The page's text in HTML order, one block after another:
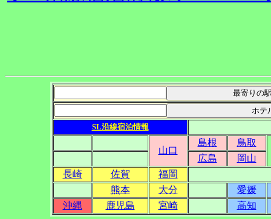
SL沿線宿泊情報
山口
島根
鳥取
広島
岡山
長崎
佐賀
福岡
熊本
大分
愛媛
沖縄
鹿児島 宮崎 高知